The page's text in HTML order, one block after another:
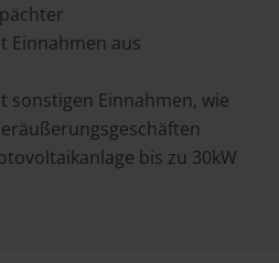
Einnahmen aus
sonstigen Einnahmen, wie
bis zu 30kW